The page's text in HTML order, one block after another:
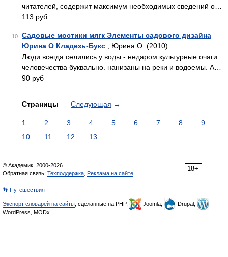
читателей, содержит максимум необходимых сведений о…
113 руб
10
Садовые мостики мягк Элементы садового дизайна
Юрина О Кладезь-Букс , Юрина О. (2010)
Люди всегда селились у воды - недаром культурные очаги
человечества буквально. нанизаны на реки и водоемы. А…
90 руб
Страницы Следующая →
1 2 3 4 5 6 7 8
9
10
11 12 13
18+
© Академик, 2000-2026
Обратная связь: Техподдержка Реклама на сайте
👣 Путешествия
Экспорт словарей на сайты , сделанные на PHP, Joomla,
Drupal,
WordPress, MODx.